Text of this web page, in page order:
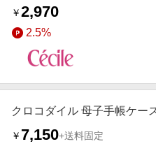
￥2,970
2.5%
クロコダイル 母子手帳ケー
￥ 7,150+送料固定